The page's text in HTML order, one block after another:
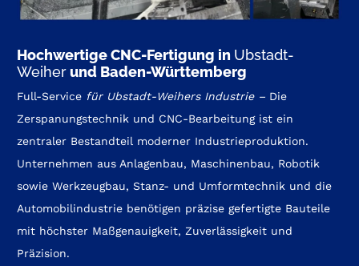
Hochwertige CNC-Fertigung in Ubstadt-
Weiher und Baden-Württemberg
Full-Service für Ubstadt-Weihers Industrie – Die
Zerspanungstechnik und CNC-Bearbeitung ist ein
zentraler Bestandteil moderner Industrieproduktion.
Unternehmen aus Anlagenbau, Maschinenbau, Robotik
sowie Werkzeugbau, Stanz- und Umformtechnik und die
Automobilindustrie benötigen präzise gefertigte Bauteile
mit höchster Maßgenauigkeit, Zuverlässigkeit und
Präzision.